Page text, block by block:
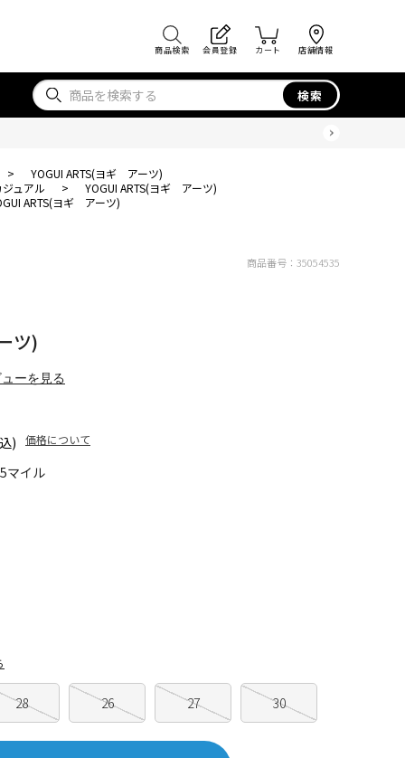
商品検索 会員登録 カート 店舗情報
検索
>
YOGUI ARTS(ヨギ アーツ)
ュアル >
YOGUI ARTS(ヨギ アーツ)
ARTS(ヨギ アーツ)
マイル
ツ)
ーを見る
) 価格について
28 26 27 30
商品番号： 35054535